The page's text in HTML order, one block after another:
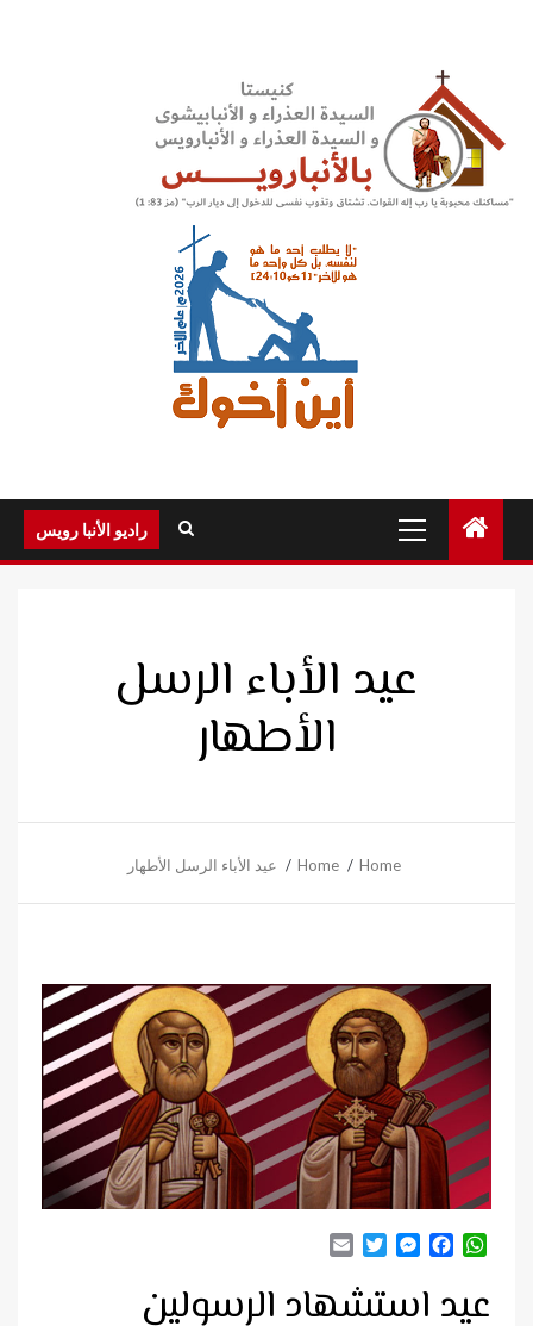
Menu
راديو الأنبا رويس
عيد الأباء الرسل
الأطهار
Home
Home عيد الأباء الرسل الأطهار
WhatsApp
Facebook
Messenger
Twitter
عيد استشهاد الرسولين